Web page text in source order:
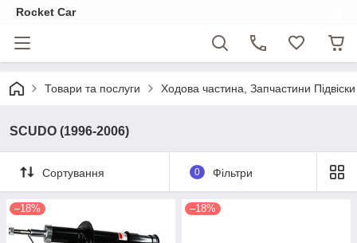
Rocket Car
Товари та послуги Ходова частина, Запчастини
SCUDO (1996-2006)
Сортування 0 Фільтри
–18% –18%